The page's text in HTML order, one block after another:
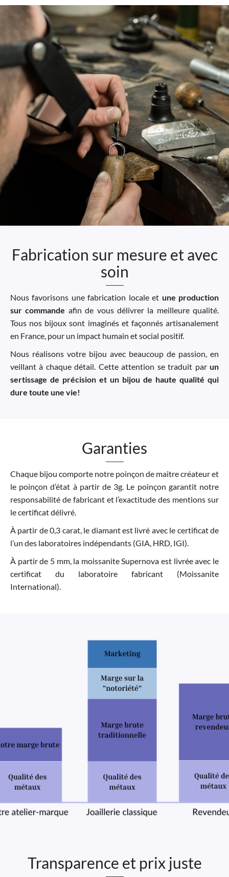
Fabrication sur mesure et avec
soin
Nous favorisons une fabrication locale et une production
sur commande afin de vous délivrer la meilleure qualité.
Tous nos bijoux sont imaginés et façonnés artisanalement
en France, pour un impact humain et social positif.
Nous réalisons votre bijou avec beaucoup de passion, en
veillant à chaque détail. Cette attention se traduit par un
sertissage de précision et un bijou de haute qualité qui
dure toute une vie!
Garanties
Chaque bijou comporte notre poinçon de maitre créateur et
le poinçon d’état à partir de 3g. Le poinçon garantit notre
responsabilité de fabricant et l’exactitude des mentions sur
le certificat délivré.
À partir de 0,3 carat, le diamant est livré avec le certificat de
l’un des laboratoires indépendants (GIA, HRD, IGI).
À partir de 5 mm, la moissanite Supernova est livrée avec le
certificat du laboratoire fabricant (Moissanite
International).
Transparence et prix juste